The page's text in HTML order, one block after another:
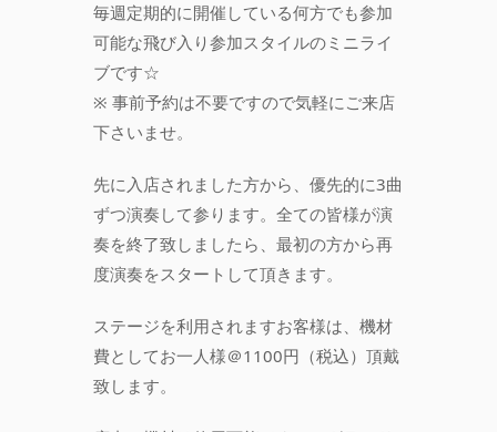
毎週定期的に開催している何方でも参加
可能な飛び入り参加スタイルのミニライ
ブです☆
※ 事前予約は不要ですので気軽にご来店
下さいませ。
先に入店されました方から、優先的に3曲
ずつ演奏して参ります。全ての皆様が演
奏を終了致しましたら、最初の方から再
度演奏をスタートして頂きます。
ステージを利用されますお客様は、機材
費としてお一人様＠1100円（税込）頂戴
致します。